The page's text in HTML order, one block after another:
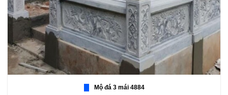
Mộ đá 3 mái 4884